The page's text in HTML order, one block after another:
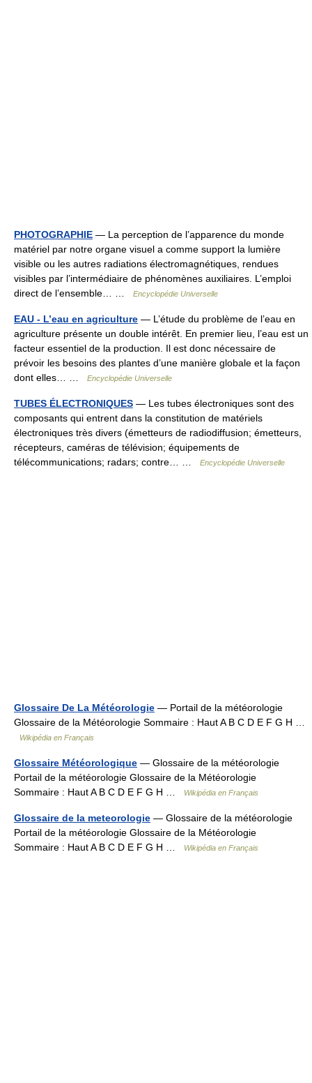
PHOTOGRAPHIE — La perception de l’apparence du monde
matériel par notre organe visuel a comme support la lumière
visible ou les autres radiations électromagnétiques, rendues
visibles par l’intermédiaire de phénomènes auxiliaires. L’emploi
direct de l’ensemble… …
Encyclopédie Universelle
EAU - L’eau en agriculture — L’étude du problème de l’eau en
agriculture présente un double intérêt. En premier lieu, l’eau est un
facteur essentiel de la production. Il est donc nécessaire de
prévoir les besoins des plantes d’une manière globale et la façon
dont elles… …
Encyclopédie Universelle
TUBES ÉLECTRONIQUES — Les tubes électroniques sont des
composants qui entrent dans la constitution de matériels
électroniques très divers (émetteurs de radiodiffusion; émetteurs,
récepteurs, caméras de télévision; équipements de
télécommunications; radars; contre… …
Encyclopédie Universelle
Glossaire De La Météorologie — Portail de la météorologie
Glossaire de la Météorologie Sommaire : Haut A B C D E F G H …
Wikipédia en Français
Glossaire Météorologique — Glossaire de la météorologie
Portail de la météorologie Glossaire de la Météorologie
Sommaire : Haut A B C D E F G H …
Wikipédia en Français
Glossaire de la meteorologie — Glossaire de la météorologie
Portail de la météorologie Glossaire de la Météorologie
Sommaire : Haut A B C D E F G H …
Wikipédia en Français